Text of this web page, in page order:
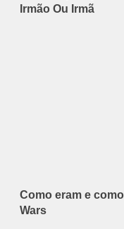
Irmão Ou Irmã
Como eram e
Wars